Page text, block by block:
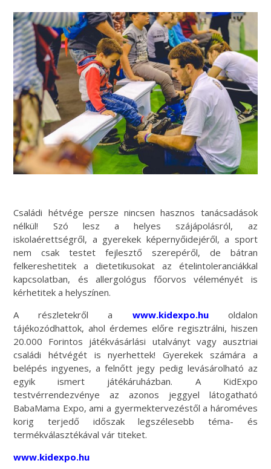
Családi hétvége persze nincsen hasznos tanácsadások
nélkül! Szó lesz a helyes szájápolásról, az
iskolaérettségről, a gyerekek képernyőidejéről, a sport
nem csak testet fejlesztő szerepéről, de bátran
felkereshetitek a dietetikusokat az ételintoleranciákkal
kapcsolatban, és allergológus főorvos véleményét is
kérhetitek a helyszínen.
A részletekrőla www.kidexpo.huoldalon
tájékozódhattok, ahol érdemes előre regisztrálni, hiszen
20.000 Forintos játékvásárlási utalványt vagy ausztriai
családi hétvégét is nyerhettek! Gyerekek számára a
belépés ingyenes, a felnőtt jegy pedig levásárolható az
egyik ismert játékáruházban. A KidExpo
testvérrendezvénye az azonos jeggyel látogatható
BabaMama Expo, ami a gyermektervezéstől a hároméves
korig terjedő időszak legszélesebb téma- és
termékválasztékával vár titeket.
www.kidexpo.hu